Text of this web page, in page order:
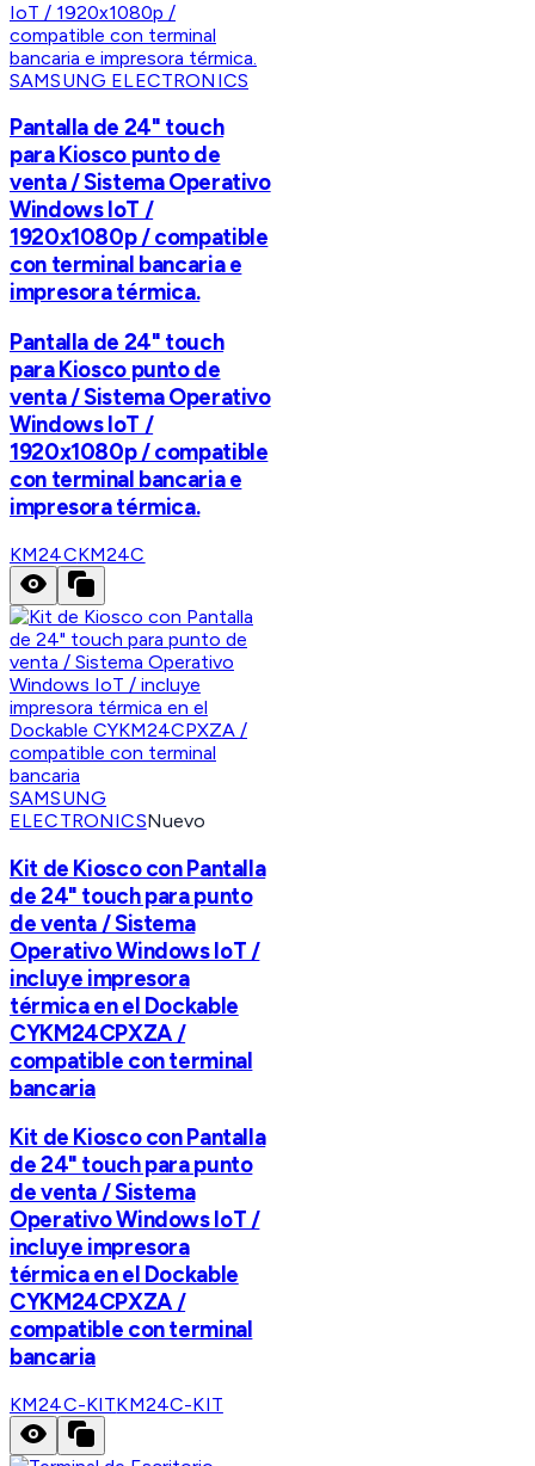
SAMSUNG ELECTRONICS
Pantalla de 24" touch
para Kiosco punto de
venta / Sistema Operativo
Windows IoT /
1920x1080p / compatible
con terminal bancaria e
impresora térmica.
Pantalla de 24" touch
para Kiosco punto de
venta / Sistema Operativo
Windows IoT /
1920x1080p / compatible
con terminal bancaria e
impresora térmica.
KM24CKM24C
SAMSUNG
ELECTRONICSNuevo
Kit de Kiosco con Pantalla
de 24" touch para punto
de venta / Sistema
Operativo Windows IoT /
incluye impresora
térmica en el Dockable
CYKM24CPXZA /
compatible con terminal
bancaria
Kit de Kiosco con Pantalla
de 24" touch para punto
de venta / Sistema
Operativo Windows IoT /
incluye impresora
térmica en el Dockable
CYKM24CPXZA /
compatible con terminal
bancaria
KM24C-KITKM24C-KIT